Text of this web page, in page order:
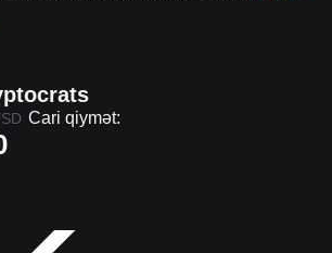
Cari qiymət: